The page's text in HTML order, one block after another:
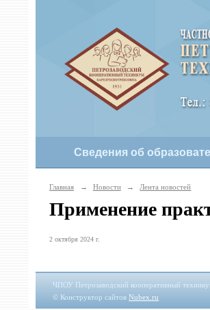
Сведения об
Главная → Новости → Лента новостей
Применение
2 октября 2024 г.
ЧПОУ Петрозаводский кооперативный
© Конструктор сайтовNubex.ru